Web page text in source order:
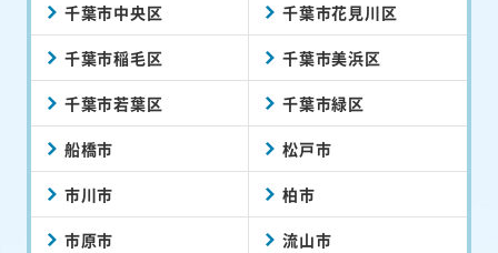
千葉市中央区 千葉市花見川区
千葉市稲毛区 千葉市美浜区
千葉市若葉区 千葉市緑区
船橋市 松戸市
市川市 柏市
市原市 流山市